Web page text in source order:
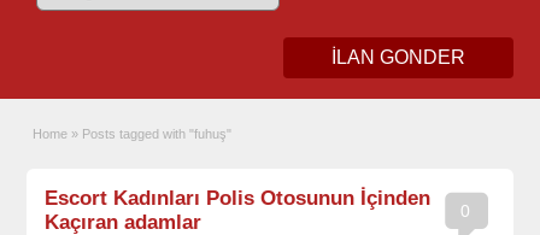
ILAN GONDER
Home » Posts tagged with "fuhuş"
0
Escort Kadınları Polis Otosunun İçinden
Kaçıran adamlar